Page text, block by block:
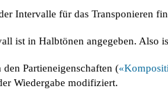
Intervalle für das Transponieren
ist in Halbtönen angegeben. Also
Partieneigenschaften (
Wiedergabe modifiziert.